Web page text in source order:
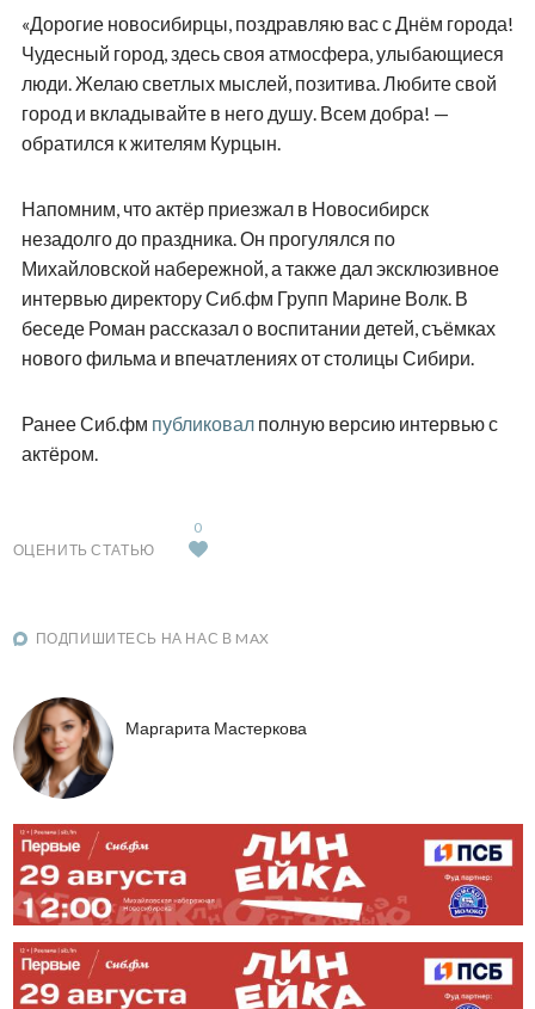
«Дорогие новосибирцы, поздравляю вас с Днём города!
Чудесный город, здесь своя атмосфера, улыбающиеся
люди. Желаю светлых мыслей, позитива. Любите свой
город и вкладывайте в него душу. Всем добра! —
обратился к жителям Курцын.
Напомним, что актёр приезжал в Новосибирск
незадолго до праздника. Он прогулялся по
Михайловской набережной, а также дал эксклюзивное
интервью директору Сиб.фм Групп Марине Волк. В
беседе Роман рассказал о воспитании детей, съёмках
нового фильма и впечатлениях от столицы Сибири.
Ранее Сиб.фм публиковалполную версию интервью с
актёром.
ОЦЕНИТЬ СТАТЬЮ
0
ПОДПИШИТЕСЬ НА НАС В MAX
Маргарита Мастеркова